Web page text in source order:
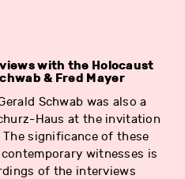
with the Holocaust
& Fred Mayer
Schwab was also a
Haus at the invitation
significance of these
witnesses is
of the interviews